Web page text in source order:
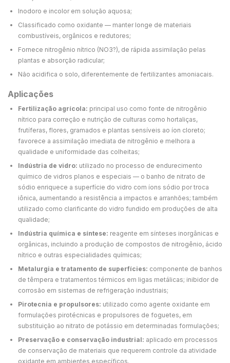
Inodoro e incolor em solução aquosa;
Classificado como oxidante — manter longe de materiais
combustíveis, orgânicos e redutores;
Fornece nitrogênio nítrico (NO3?), de rápida assimilação pelas
plantas e absorção radicular;
Não acidifica o solo, diferentemente de fertilizantes amoniacais.
Aplicações
Fertilização agrícola: principal uso como fonte de nitrogênio
nítrico para correção e nutrição de culturas como hortaliças,
frutíferas, flores, gramados e plantas sensíveis ao íon cloreto;
favorece a assimilação imediata de nitrogênio e melhora a
qualidade e uniformidade das colheitas;
Indústria de vidro: utilizado no processo de endurecimento
químico de vidros planos e especiais — o banho de nitrato de
sódio enriquece a superfície do vidro com íons sódio por troca
iônica, aumentando a resistência a impactos e arranhões; também
utilizado como clarificante do vidro fundido em produções de alta
qualidade;
Indústria química e síntese: reagente em sínteses inorgânicas e
orgânicas, incluindo a produção de compostos de nitrogênio, ácido
nítrico e outras especialidades químicas;
Metalurgia e tratamento de superfícies: componente de banhos
de têmpera e tratamentos térmicos em ligas metálicas; inibidor de
corrosão em sistemas de refrigeração industriais;
Pirotecnia e propulsores: utilizado como agente oxidante em
formulações pirotécnicas e propulsores de foguetes, em
substituição ao nitrato de potássio em determinadas formulações;
Preservação e conservação industrial: aplicado em processos
de conservação de materiais que requerem controle da atividade
oxidante em ambientes específicos.